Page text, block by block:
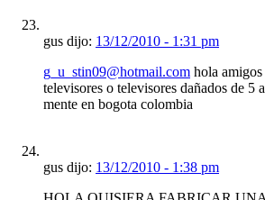
gus dijo: 13/12/2010 - 1:31 pm
g_u_stin09@hotmail.com hola
televisores o televisores dañados de 5
mente en bogota colombia
gus dijo: 13/12/2010 - 1:38 pm